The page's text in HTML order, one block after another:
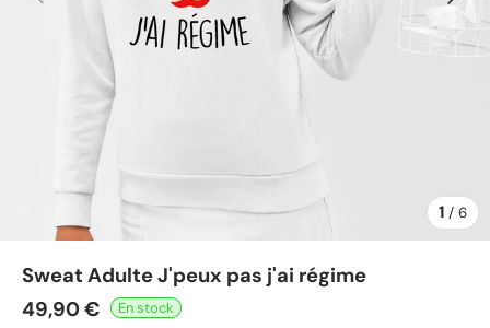
1 / de
6
Sweat Adulte J'peux pas j'ai régime
49,90 €